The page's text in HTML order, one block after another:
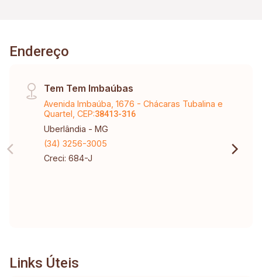
Endereço
Tem Tem Imbaúbas
Avenida Imbaúba, 1676 - Chácaras Tubalina e
Quartel, CEP:38413-316
Uberlândia - MG
(34) 3256-3005
Creci: 684-J
Links Úteis